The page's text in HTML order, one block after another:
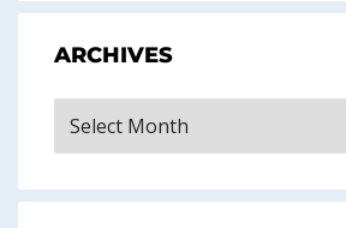
ARCHIVES